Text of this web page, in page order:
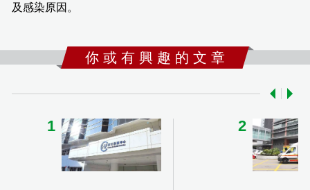
及感染原因。
你 或 有 興 趣 的 文 章